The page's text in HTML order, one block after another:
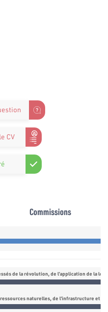
CV
Commissions
naturelles, de l’infrastructure et